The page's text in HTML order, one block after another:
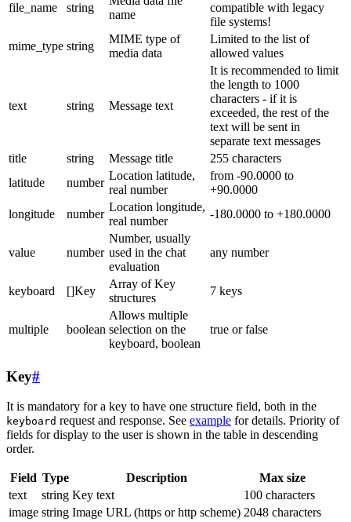
file_name string
name
compatible with legacy
file systems!
mime_type string
MIME type of
media data
Limited to the list of
allowed values
text string Message text
It is recommended to limit
the length to 1000
characters - if it is
exceeded, the rest of the
text will be sent in
separate text messages
title
string Message title
255 characters
latitude
number
Location latitude,
real number
from -90.0000 to
+90.0000
longitude
number
Location longitude,
real number
-180.0000 to +180.0000
value number
Number, usually
used in the chat
evaluation
any number
keyboard []Key
Array of Key
structures
7 keys
multiple boolean
Allows multiple
selection on the
keyboard, boolean
true or false
Key#
It is mandatory for a key to have one structure field, both in the
keyboard request and response. See example for details. Priority of
fields for display to the user is shown in the table in descending
order.
Field Type Description
Max size
text
string Key text
100 characters
image string Image URL (https or http scheme) 2048 characters